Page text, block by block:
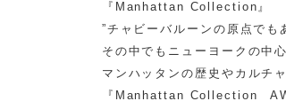
『Manhattan Collection』
”チャビーバルーンの原点でも
その中でもニューヨークの中
マンハッタンの歴史やカルチ
『Manhattan Collection